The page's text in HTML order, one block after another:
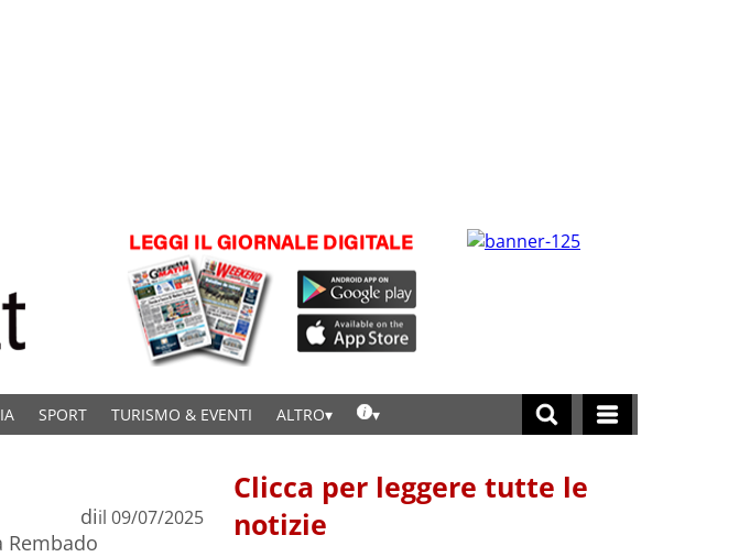
SPORT TURISMO & EVENTI ALTRO
di
Rembado
il 09/07/2025
Clicca per leggere tutte le
notizie